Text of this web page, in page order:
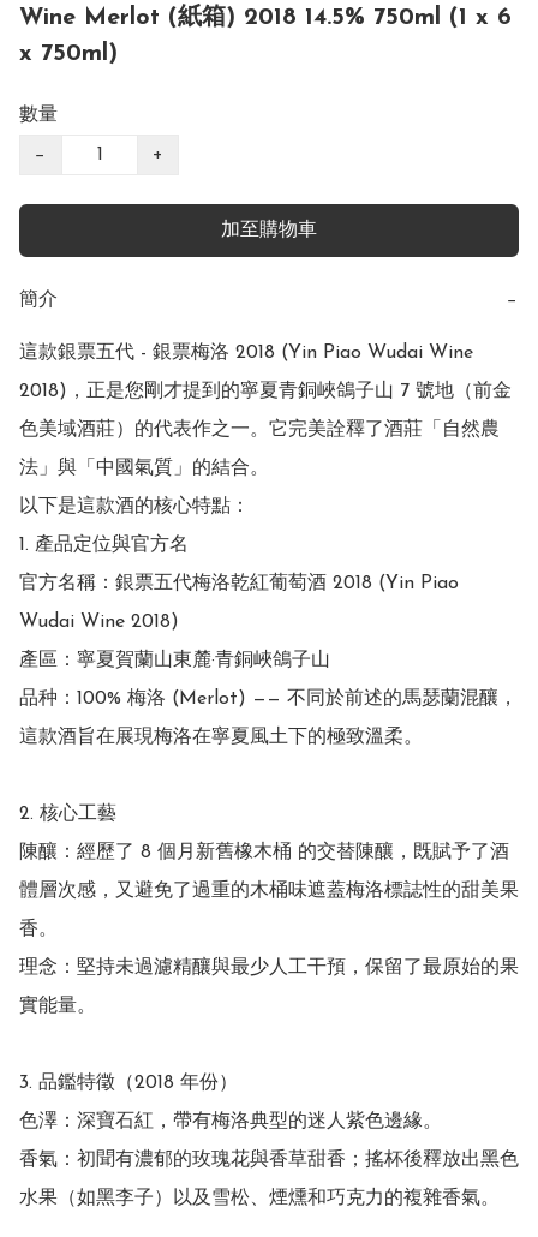
Wine Merlot (紙箱) 2018 14.5% 750ml (1 x 6
x 750ml)
數量
− +
加至購物車
簡介 −
這款銀票五代 - 銀票梅洛 2018 (Yin Piao Wudai Wine
2018)，正是您剛才提到的寧夏青銅峽鴿子山 7 號地（前金
色美域酒莊）的代表作之一。它完美詮釋了酒莊「自然農
法」與「中國氣質」的結合。
以下是這款酒的核心特點：
1. 產品定位與官方名
官方名稱：銀票五代梅洛乾紅葡萄酒 2018 (Yin Piao
Wudai Wine 2018)
產區：寧夏賀蘭山東麓·青銅峽鴿子山
品种：100% 梅洛 (Merlot) —— 不同於前述的馬瑟蘭混釀，
這款酒旨在展現梅洛在寧夏風土下的極致溫柔。
2. 核心工藝
陳釀：經歷了 8 個月新舊橡木桶 的交替陳釀，既賦予了酒
體層次感，又避免了過重的木桶味遮蓋梅洛標誌性的甜美果
香。
理念：堅持未過濾精釀與最少人工干預，保留了最原始的果
實能量。
3. 品鑑特徵（2018 年份）
色澤：深寶石紅，帶有梅洛典型的迷人紫色邊緣。
香氣：初聞有濃郁的玫瑰花與香草甜香；搖杯後釋放出黑色
水果（如黑李子）以及雪松、煙燻和巧克力的複雜香氣。